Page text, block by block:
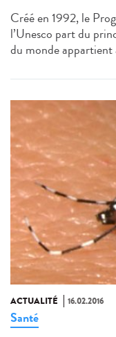
Créé en 1992, le
l’Unesco part du
du monde appartient
ACTUALITÉ 16.02.2016
Santé